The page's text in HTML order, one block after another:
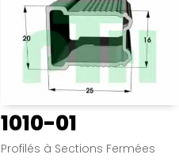
1010-01
Profilés à Sections Fermées